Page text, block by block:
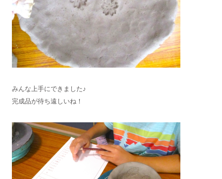
みんな上手にできました♪
完成品が待ち遠しいね！